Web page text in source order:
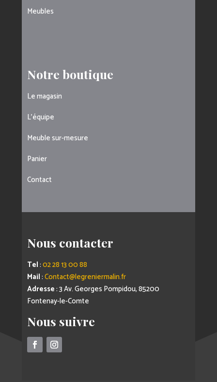
Meubles
Notre boutique
Le magasin
L’équipe
Meuble sur-mesure
Panier
Contact
Nous contacter
Tel:02 28 13 00 88
Mail:Contact@legreniermalin.fr
Adresse: 3 Av. Georges Pompidou, 85200
Fontenay-le-Comte
Nous suivre